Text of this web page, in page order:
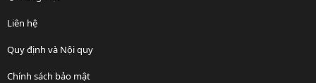
Liên hệ
Quy định và Nội quy
Chính sách bảo mật